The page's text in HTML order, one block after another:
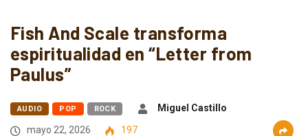
Fish And Scale transforma
espiritualidad en “Letter from
Paulus”
AUDIO POP ROCK
Miguel Castillo
mayo 22, 2026
197